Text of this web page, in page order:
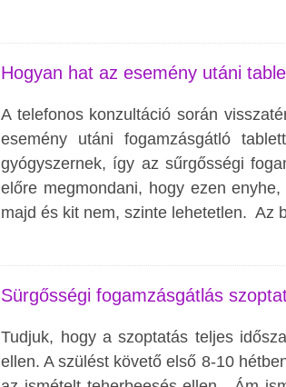
Hogyan hat az esemény utáni
A telefonos konzultáció során
esemény utáni fogamzásgátló
gyógyszernek, így az sűrgősségi
előre megmondani, hogy ezen
majd és kit nem, szinte lehetetlen. Az
Sürgősségi fogamzásgátlás
Tudjuk, hogy a szoptatás teljes
ellen. A szülést követő első 8-10